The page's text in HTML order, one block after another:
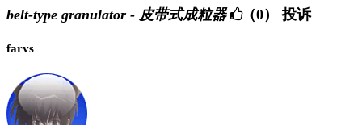
belt-type granulator - 皮带式成粒器 （0） 投诉
farvs